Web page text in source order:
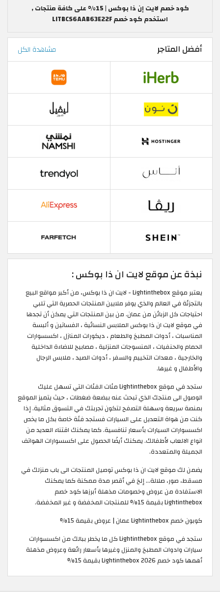
كود خصم لايت إن ذا بوكس | 15% على كافة منتجات ,
استخدم كود خصم LITBCS6AAB63E22F
أفضل المتاجر مشاهدة الكل
نبذة عن موقع لايت ان ذا بوكس :
يعتبر موقع Lightinthebox - لايت ان ذا بوكس، من أكبر مواقع البيع
بالتجزئة في العالم والذي يوفر ملايين المنتجات الحصرية التي تلبي
احتياجات كل الزبائن من عمان. من بين المنتجات التي يمكن أن تجدها
في موقع لايت ان ذا بوكس الملابس النسائية ، الفساتين و ألبسة
المناسبات ، أدوات المطبخ والطعام ، ديكورات المنازل ، اكسسوارات
الحمام والحنفيات ، المنسوجات المنزلية ، مصابيح للاضاءة الداخلية
والخارجية ، معدات التخييم والسفر ، أدوات الصيد ، ملابس الرجال
والأطفال و غيرها.
ستجد في موقع Lightinthebox مئات الفئات التي تسهل عليك
الوصول الى منتجك الذي تبحث عنه ببضعة ضغطات ، حيث يتميز الموقع
بمنصة سريعة وسهلة التصفح لتكون تجربتك في التسوق مثالية. إذا
كنت من هواة التعديل على السيارات فستجد فئة خاصة بكل ما يخص
اكسسوارات السيارات بأسعار تنافسية. كما يمكنك اقتناء العديد من
انواع الالعاب لأطفالك. يمكنك أيضًا الحصول على اكسسوارات الهواتف
الجميلة والمتعددة.
يضمن لك موقع لايت ان ذا بوكس توصيل المنتجات الى باب منزلك في
مسقط، صور، صلالة... إلخ في أقصر مدة ممكنة كما يمكنك
الاستفادة من عروض وخصومات مذهلة أبرزها كود خصم
Lightinthebox بقيمة 15% للمنتجات المخفضة و غير المخفضة.
كوبون خصم Lightinthebox عمان | عروض بقيمة 15%
ستجد في موقع Lightinthebox كل ما يخطر ببالك من اكسسوارات
سيارات وادوات المطبخ والمنزل وغيرها بأسعار رائعة وعروض مذهلة
أهمها كود خصم Lightinthebox 2026 بقيمة 15%